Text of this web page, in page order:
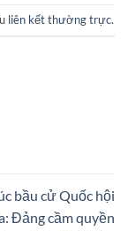
liên kết thường trực.
bầu cử Quốc hội
Đảng cầm quyền